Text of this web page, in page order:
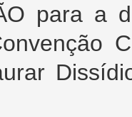
para a